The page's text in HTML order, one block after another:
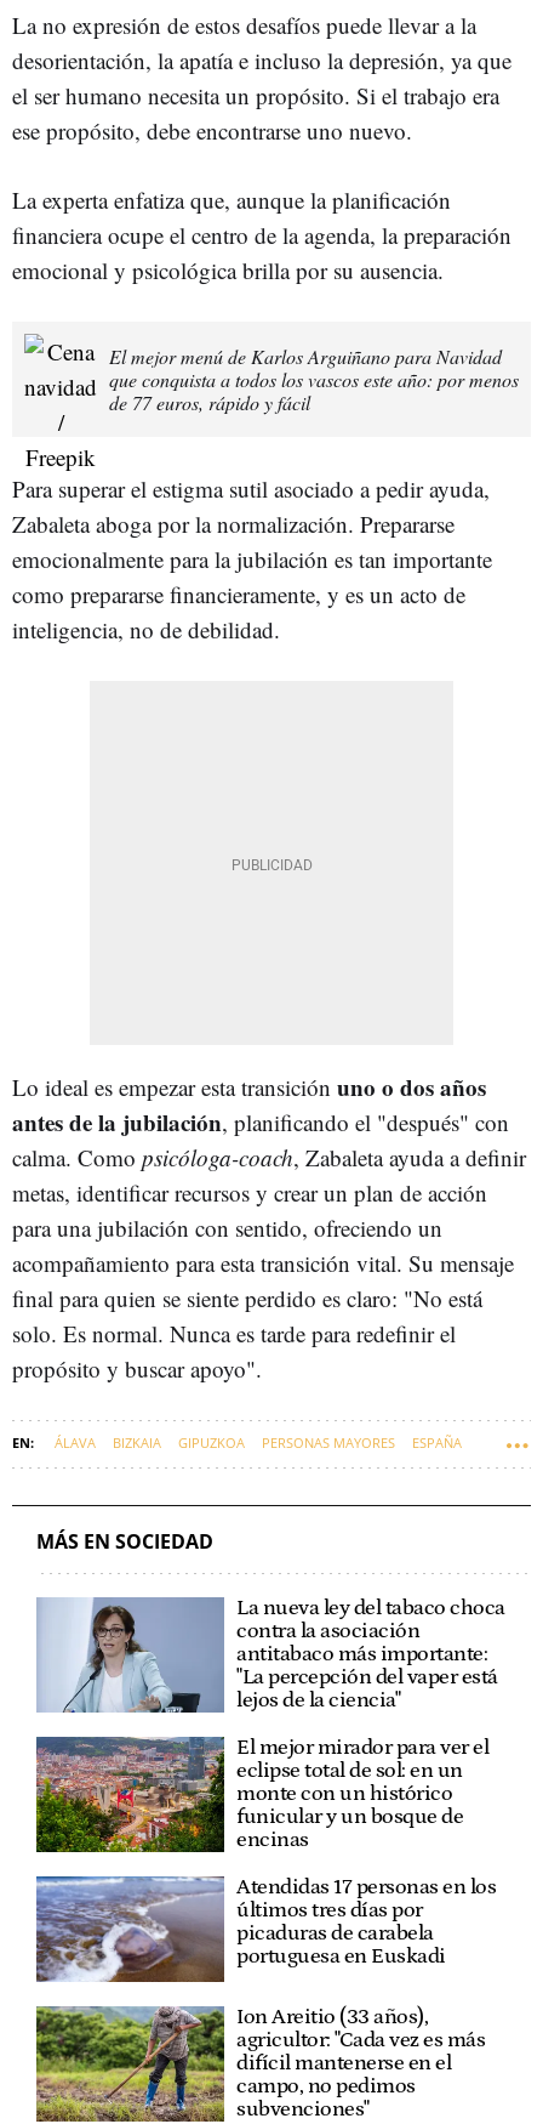
La no expresión de estos desafíos puede llevar a la
desorientación, la apatía e incluso la depresión, ya que
el ser humano necesita un propósito. Si el trabajo era
ese propósito, debe encontrarse uno nuevo.
La experta enfatiza que, aunque la planificación
financiera ocupe el centro de la agenda, la preparación
emocional y psicológica brilla por su ausencia.
El mejor menú de Karlos Arguiñano para Navidad
que conquista a todos los vascos este año: por menos
de 77 euros, rápido y fácil
Para superar el estigma sutil asociado a pedir ayuda,
Zabaleta aboga por la normalización. Prepararse
emocionalmente para la jubilación es tan importante
como prepararse financieramente, y es un acto de
inteligencia, no de debilidad.
Lo ideal es empezar esta transición uno o dos años
antes de la jubilación, planificando el "después" con
calma. Como psicóloga-coach, Zabaleta ayuda a definir
metas, identificar recursos y crear un plan de acción
para una jubilación con sentido, ofreciendo un
acompañamiento para esta transición vital. Su mensaje
final para quien se siente perdido es claro: "No está
solo. Es normal. Nunca es tarde para redefinir el
propósito y buscar apoyo".
ÁLAVA BIZKAIA GIPUZKOA PERSONAS MAYORES ESPAÑA
MÁS EN SOCIEDAD
La nueva ley del tabaco choca
contra la asociación
antitabaco más importante:
"La percepción del vaper está
lejos de la ciencia"
El mejor mirador para ver el
eclipse total de sol: en un
monte con un histórico
funicular y un bosque de
encinas
Atendidas 17 personas en los
últimos tres días por
picaduras de carabela
portuguesa en Euskadi
Ion Areitio (33 años),
agricultor: "Cada vez es más
difícil mantenerse en el
campo, no pedimos
subvenciones"